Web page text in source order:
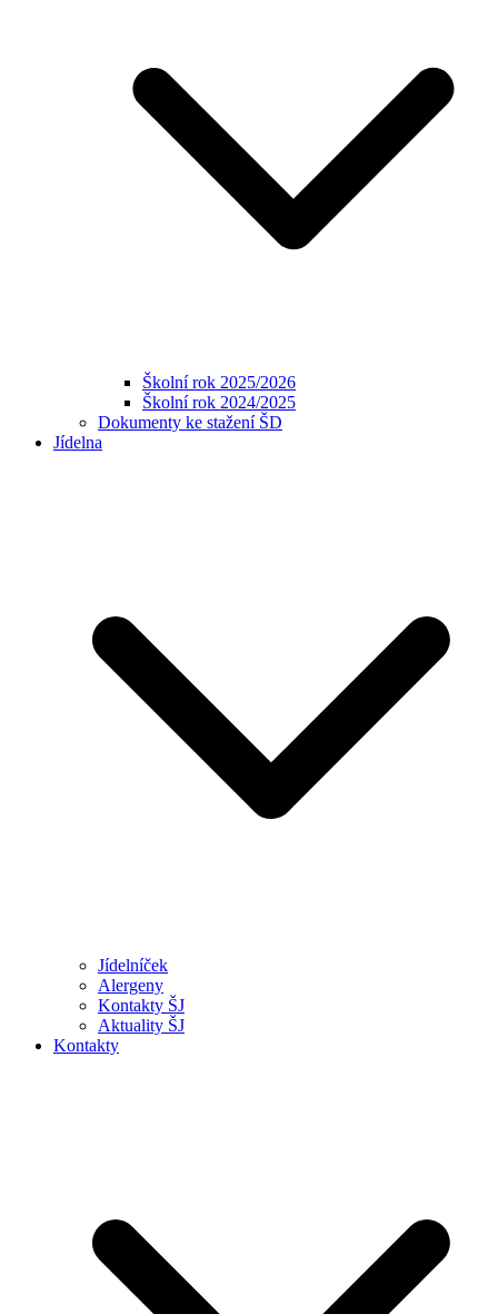
Školní rok 2025/2026
Školní rok 2024/2025
Dokumenty ke stažení ŠD
Jídelna
Jídelníček
Alergeny
Kontakty ŠJ
Aktuality ŠJ
Kontakty